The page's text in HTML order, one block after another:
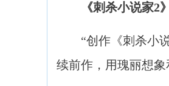
《刺杀小说家2
“创作《刺杀小说
续前作，用瑰丽想